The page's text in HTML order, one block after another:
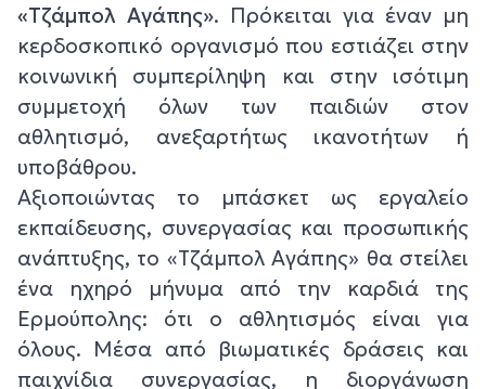
«Τζάμπολ Αγάπης». Πρόκειται για έναν μη
κερδοσκοπικό οργανισμό που εστιάζει στην
κοινωνική συμπερίληψη και στην ισότιμη
συμμετοχή όλων των παιδιών στον
αθλητισμό, ανεξαρτήτως ικανοτήτων ή
υποβάθρου.
Αξιοποιώντας το μπάσκετ ως εργαλείο
εκπαίδευσης, συνεργασίας και προσωπικής
ανάπτυξης, το «Τζάμπολ Αγάπης» θα στείλει
ένα ηχηρό μήνυμα από την καρδιά της
Ερμούπολης: ότι ο αθλητισμός είναι για
όλους. Μέσα από βιωματικές δράσεις και
παιχνίδια συνεργασίας, η διοργάνωση